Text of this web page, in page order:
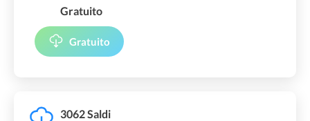
Gratuito
Gratuito
3062 Saldi